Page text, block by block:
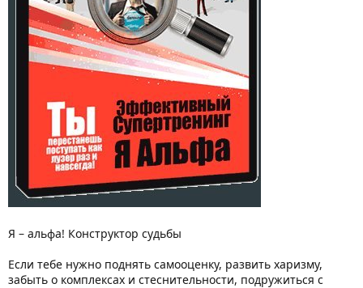
Я – альфа! Конструктор судьбы
Если тебе нужно поднять самооценку, развить харизму,
забыть о комплексах и стеснительности, подружиться с